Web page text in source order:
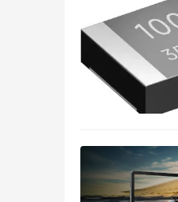
在物联网AIoT开
课程“。由华清
智能产品、
嵌入式人工智能
ST的STM32最
常广泛，所以华